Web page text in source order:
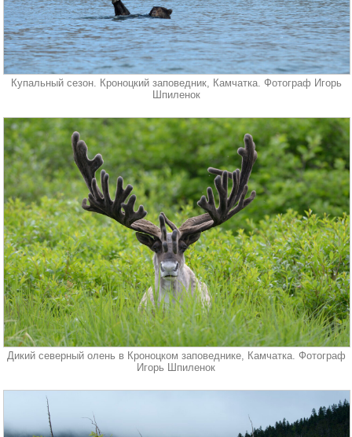
Купальный сезон. Кроноцкий заповедник, Камчатка. Фотограф Игорь
Шпиленок
Дикий северный олень в Кроноцком заповеднике, Камчатка. Фотограф
Игорь Шпиленок